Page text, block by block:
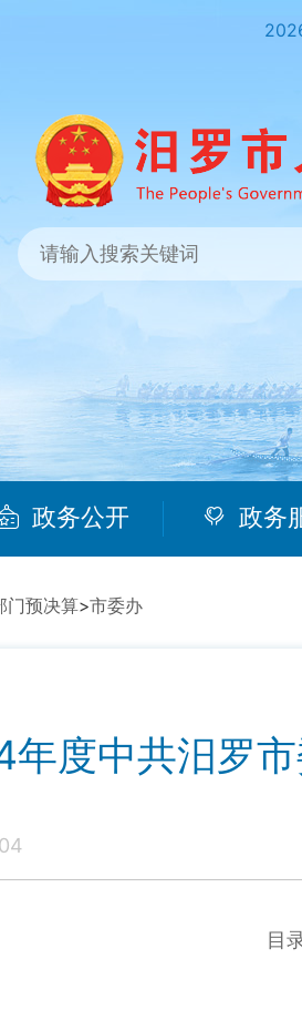
政务公开 政务
门预决算>市委办
年度中共汨罗
目